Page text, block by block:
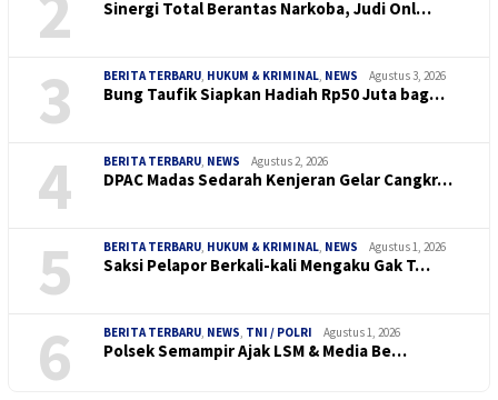
Sinergi Total Berantas Narkoba, Judi Onl…
3 BERITA TERBARU, HUKUM & KRIMINAL, NEWS Agustus 3, 2026
Bung Taufik Siapkan Hadiah Rp50 Juta bag…
4 BERITA TERBARU, NEWS Agustus 2, 2026
DPAC Madas Sedarah Kenjeran Gelar Cangkr…
5 BERITA TERBARU, HUKUM & KRIMINAL, NEWS Agustus 1, 2026
Saksi Pelapor Berkali-kali Mengaku Gak T…
6 BERITA TERBARU, NEWS, TNI / POLRI Agustus 1, 2026
Polsek Semampir Ajak LSM & Media Be…